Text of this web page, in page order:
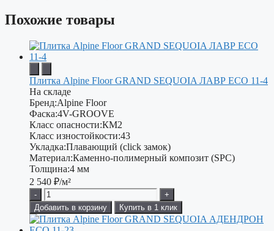
Похожие товары
Плитка Alpine Floor GRAND SEQUOIA ЛАВР ECO 11-4
На складе
Бренд:Alpine Floor
Фаска:4V-GROOVE
Класс опасности:КМ2
Класс изностойкости:43
Укладка:Плавающий (click замок)
Материал:Каменно-полимерный композит (SPC)
Толщина:4 мм
2 540 ₽/м²
-
+
Добавить в корзину
Купить в 1 клик